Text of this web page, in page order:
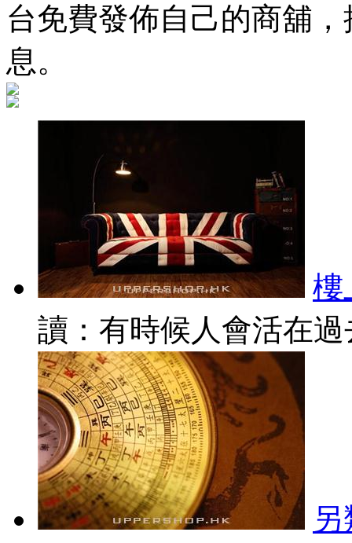
台免費發佈自己的商舖
息。
樓
讀：有時候人會活在